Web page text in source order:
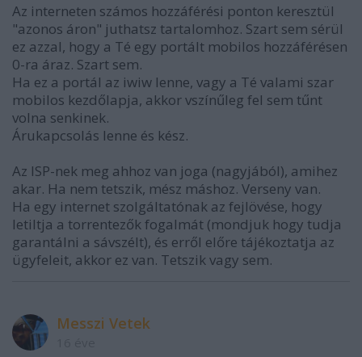
Az interneten számos hozzáférési ponton keresztül
"azonos áron" juthatsz tartalomhoz. Szart sem sérül
ez azzal, hogy a Té egy portált mobilos hozzáférésen
0-ra áraz. Szart sem.
Ha ez a portál az iwiw lenne, vagy a Té valami szar
mobilos kezdőlapja, akkor vszínűleg fel sem tűnt
volna senkinek.
Árukapcsolás lenne és kész.
Az ISP-nek meg ahhoz van joga (nagyjából), amihez
akar. Ha nem tetszik, mész máshoz. Verseny van.
Ha egy internet szolgáltatónak az fejlövése, hogy
letiltja a torrentezők fogalmát (mondjuk hogy tudja
garantálni a sávszélt), és erről előre tájékoztatja az
ügyfeleit, akkor ez van. Tetszik vagy sem.
Messzi Vetek